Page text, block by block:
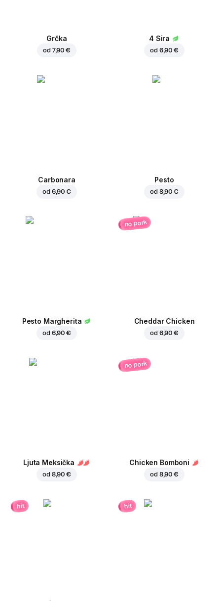
Grčka
od 7,90 €
4 Sira
od 6,90 €
Carbonara
od 6,90 €
Pesto
od 8,90 €
Pesto Margherita
od 6,90 €
no pork
Cheddar Chicken
od 6,90 €
Ljuta Meksička
od 8,90 €
no pork
Chicken Bomboni
od 8,90 €
hit hit